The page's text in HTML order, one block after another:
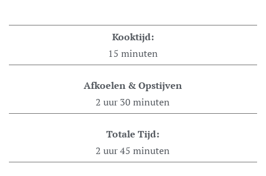
Kooktijd:
15 minuten
Afkoelen & Opstijven
2 uur 30 minuten
Totale Tijd:
2 uur 45 minuten